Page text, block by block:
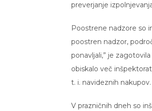
preverjanje
Poostrene nadzore so
poostren nadzor,
ponavljali,” je
obiskalo več
t. i. navideznih nakupov.
V prazničnih dneh so